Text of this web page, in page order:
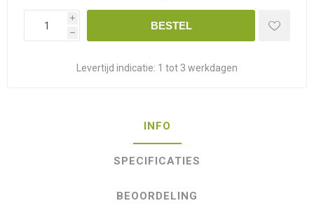
i
h
BESTEL
Levertijd indicatie: 1 tot 3 werkdagen
INFO
SPECIFICATIES
BEOORDELING